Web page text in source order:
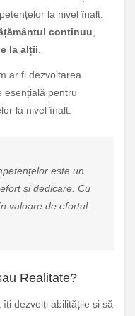
la nivel înalt.
continuu
la alții
ar fi dezvoltarea
esențială pentru
la nivel înalt.
este un
și dedicare. Cu
valoare de efortul
Realitate?
dezvolți abilitățile și să